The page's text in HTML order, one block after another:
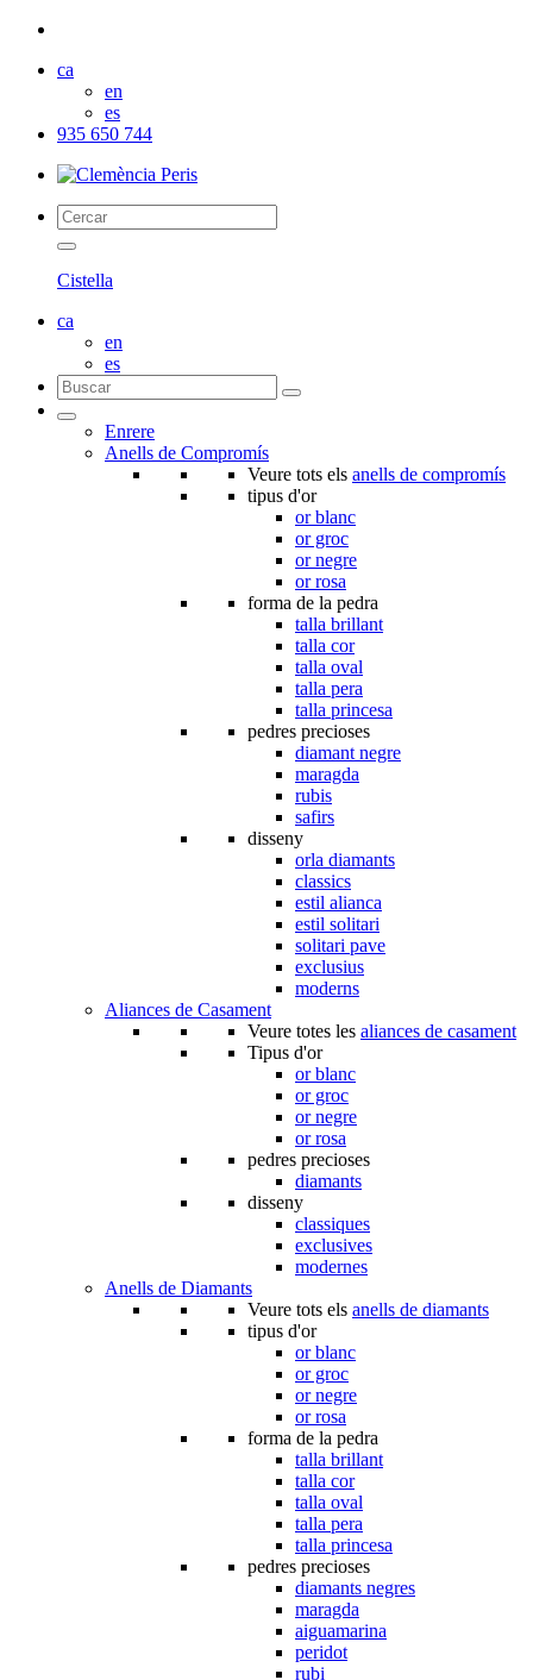
ca
en
es
935 650 744
Cistella
ca
en
es
Enrere
Anells de Compromís
Veure tots els anells de compromís
tipus d'or
or blanc
or groc
or negre
or rosa
forma de la pedra
talla brillant
talla cor
talla oval
talla pera
talla princesa
pedres precioses
diamant negre
maragda
rubis
safirs
disseny
orla diamants
classics
estil alianca
estil solitari
solitari pave
exclusius
moderns
Aliances de Casament
Veure totes les aliances de casament
Tipus d'or
or blanc
or groc
or negre
or rosa
pedres precioses
diamants
disseny
classiques
exclusives
modernes
Anells de Diamants
Veure tots els anells de diamants
tipus d'or
or blanc
or groc
or negre
or rosa
forma de la pedra
talla brillant
talla cor
talla oval
talla pera
talla princesa
pedres precioses
diamants negres
maragda
aiguamarina
peridot
rubi